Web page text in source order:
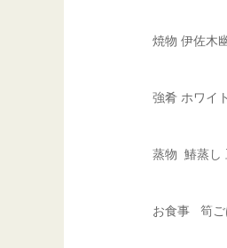
焼物 伊佐木
強肴 ホワイ
蒸物 鰆蒸し
お食事 筍ご